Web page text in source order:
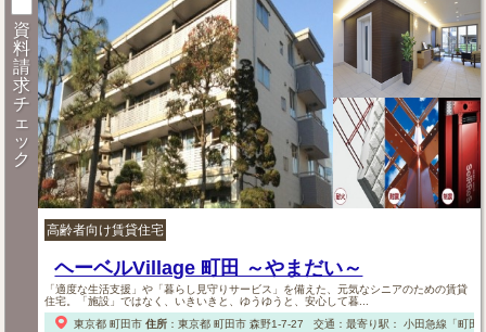
資
料
請
求
チ
ェ
ッ
ク
高齢者向け賃貸住宅
ヘーベルVillage 町田 ～やまだい～
「適度な生活支援」や「暮らし見守りサービス」を備えた、元気なシニアのための賃貸
住宅。「施設」ではなく、いきいきと、ゆうゆうと、安心して暮...
東京都 町田市 住所： 東京都 町田市森野1-7-27 交通：最寄り駅： 小田急線「町田